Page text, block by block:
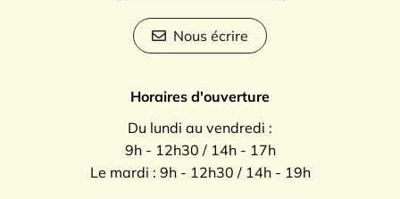
Nous écrire
Horaires d'ouverture
Du lundi au vendredi :
9h - 12h30 / 14h - 17h
Le mardi : 9h - 12h30 / 14h - 19h